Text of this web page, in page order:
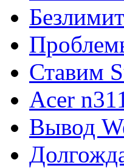
Ставим
Acer
Вывод